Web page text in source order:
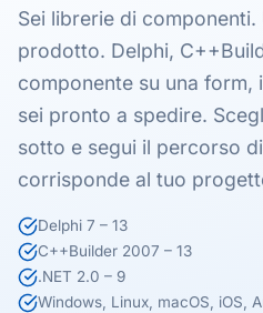
Sei librerie di
prodotto. Delphi,
componente su una
sei pronto a spedire.
sotto e segui il percorso
corrisponde al tuo
Delphi 7 – 13
C++Builder 2007 – 13
.NET 2.0 – 9
Windows, Linux, macOS, iOS,